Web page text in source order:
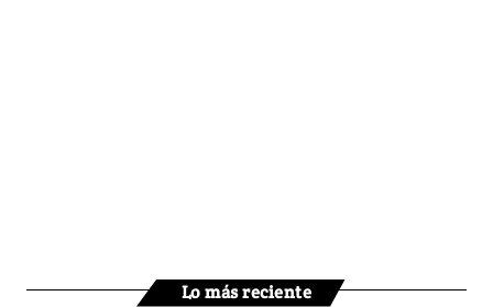
Lo más reciente